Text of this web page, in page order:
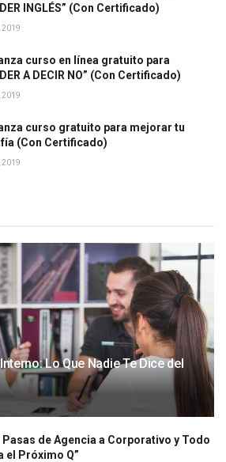
INGLÉS” (Con Certificado)
2019
curso en línea gratuito para
A DECIR NO” (Con Certificado)
2019
curso gratuito para mejorar tu
(Con Certificado)
2019
Lo Que Nadie Te Dice del
Pasas de Agencia a Corporativo y Todo
el Próximo Q”